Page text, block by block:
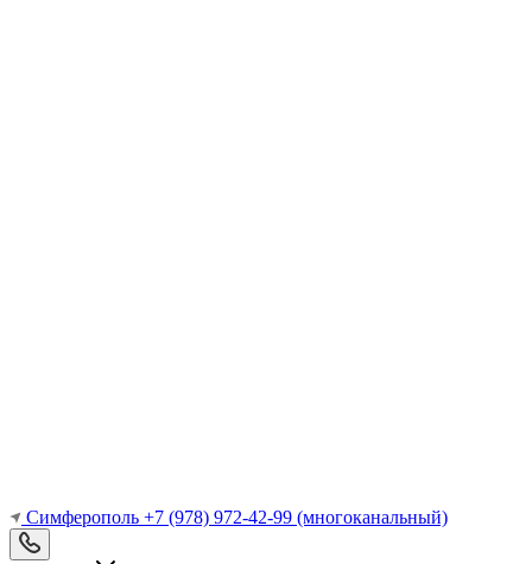
Симферополь +7 (978) 972-42-99 (многоканальный)